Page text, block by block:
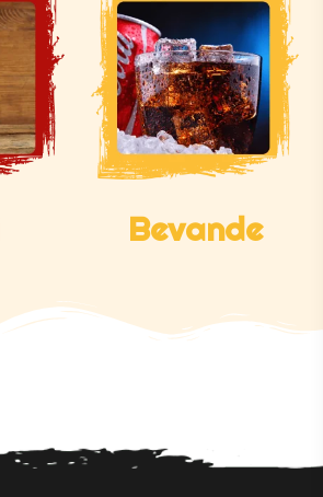
Bevande